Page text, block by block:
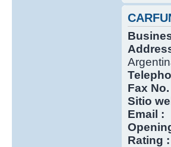
Fax No.
Sitio
Email :
Rating :